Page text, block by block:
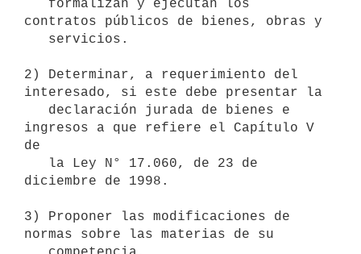
contratos públicos de bienes, obras y
2) Determinar, a requerimiento del
interesado, si este debe presentar la
ingresos a que refiere el Capítulo V
de
diciembre de 1998.
3) Proponer las modificaciones de
normas sobre las materias de su